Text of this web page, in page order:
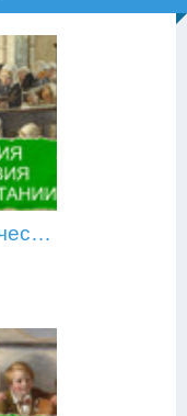
Основы педагогической психологии: внешние воздействия и внутренние условия в обучении и воспитании